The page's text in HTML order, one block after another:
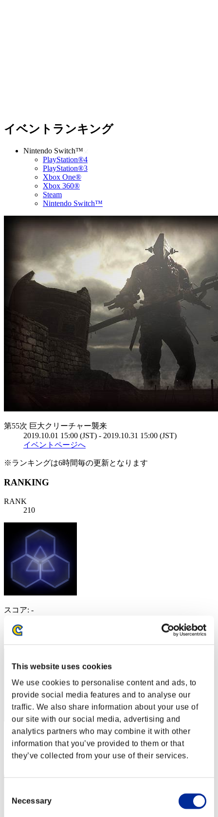
This website uses cookies
We use cookies to personalise content and ads, to
provide social media features and to analyse our
traffic. We also share information about your use of
our site with our social media, advertising and
analytics partners who may combine it with other
information that you’ve provided to them or that
they’ve collected from your use of their services.
Selection
Necessary
イベントランキング
Nintendo Switch™
PlayStation®4
PlayStation®3
Xbox One®
Xbox 360®
Steam
Nintendo Switch™
第55次 巨大クリーチャー襲来
2019.10.01 15:00 (JST) - 2019.10.31 15:00 (JST)
イベントページへ
※ランキングは6時間毎の更新となります
RANKING
RANK
210
スコア: -
RANK
スコア: -
RANK
213